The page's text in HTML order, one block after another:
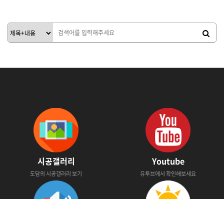
시공갤러리
도담의 시공갤러리 보기
Youtube
유투브에서 확인해보세요